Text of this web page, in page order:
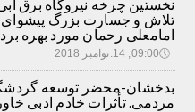
نخستین چرخه نیروگاه برق
تلاش و جسارت بزرگ
امامعلی رحمان مورد بهره
🕔09:00, 14.نوامبر 2018
بدخشان-محضر توسعه
مردمی. تأثرات خادم ادبی